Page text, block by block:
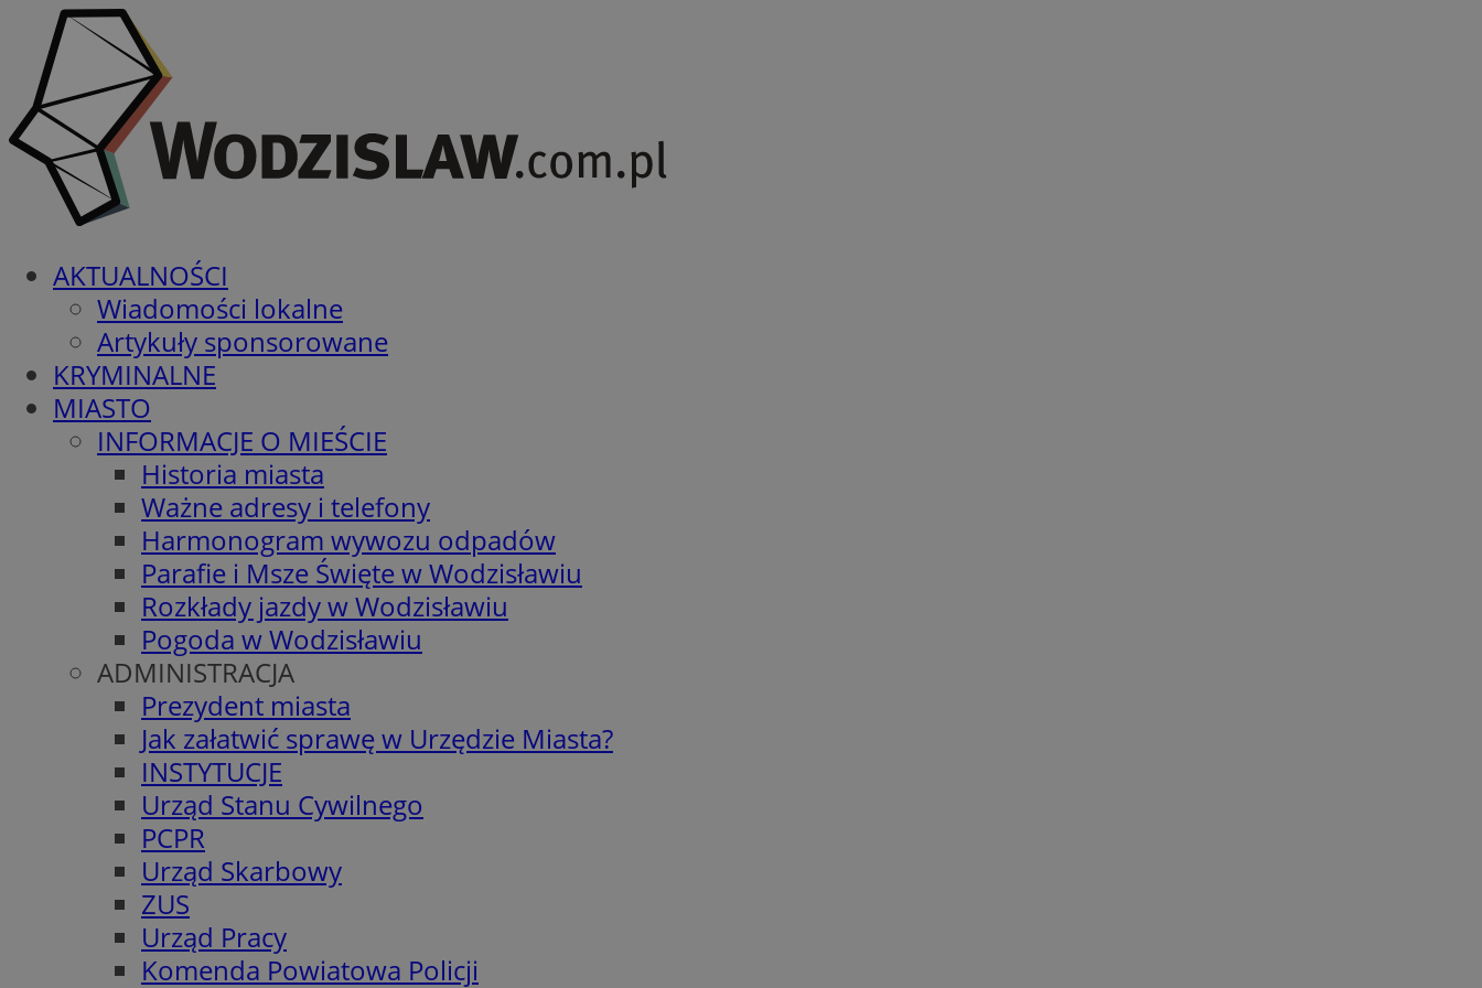
AKTUALNOŚCI
Wiadomości lokalne
Artykuły sponsorowane
KRYMINALNE
MIASTO
INFORMACJE O MIEŚCIE
Historia miasta
Ważne adresy i telefony
Harmonogram wywozu odpadów
Parafie i Msze Święte w Wodzisławiu
Rozkłady jazdy w Wodzisławiu
Pogoda w Wodzisławiu
ADMINISTRACJA
Prezydent miasta
Jak załatwić sprawę w Urzędzie Miasta?
INSTYTUCJE
Urząd Stanu Cywilnego
PCPR
Urząd Skarbowy
ZUS
Urząd Pracy
Komenda Powiatowa Policji